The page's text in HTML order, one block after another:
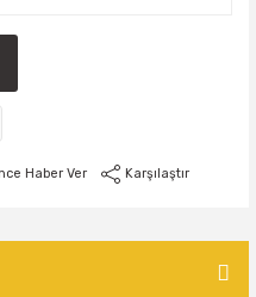
Haber Ver Karşılaştır